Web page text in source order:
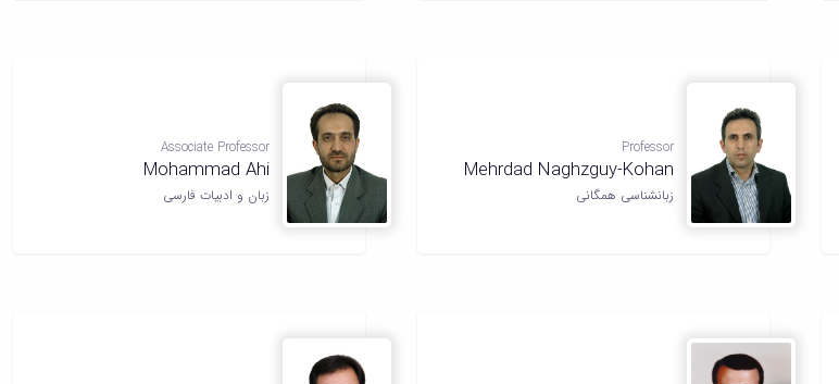
Professor
Mehrdad Naghzguy-Kohan
زبانشناسی همگانی
Associate Professor
Mohammad Ahi
زبان و ادبیات فارسی